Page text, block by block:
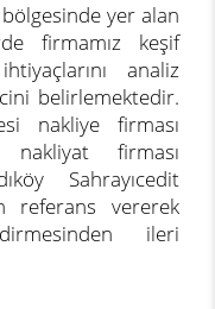
bölgesinde yer alan
firmamız keşif
analiz
belirlemektedir.
nakliye firması
firması
Sahrayıcedit
referans vererek
ileri